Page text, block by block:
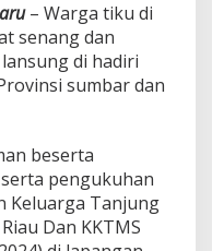
– Warga tiku di
senang dan
di hadiri
sumbar dan
beserta
pengukuhan
Keluarga Tanjung
Dan KKTMS